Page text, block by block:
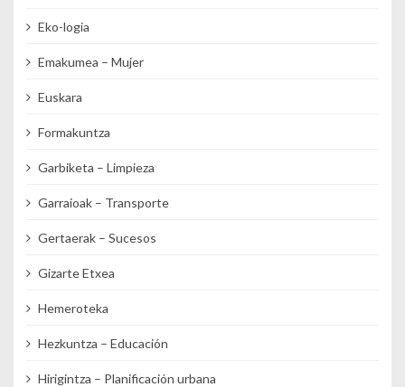
Eko-logia
Emakumea – Mujer
Euskara
Formakuntza
Garbiketa – Limpieza
Garraioak – Transporte
Gertaerak – Sucesos
Gizarte Etxea
Hemeroteka
Hezkuntza – Educación
Hirigintza – Planificación urbana